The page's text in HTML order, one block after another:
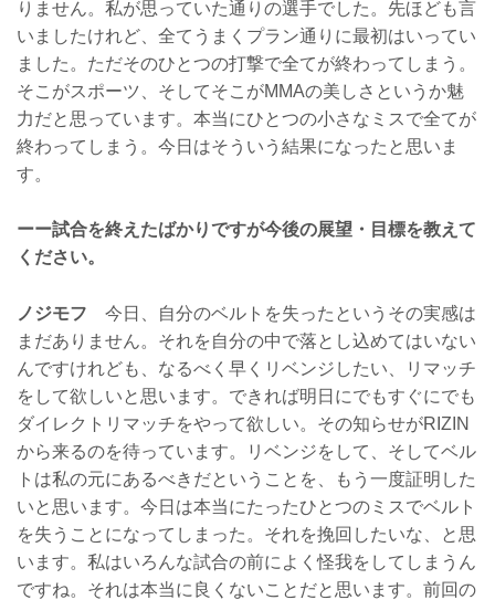
りません。私が思っていた通りの選手でした。先ほども言
いましたけれど、全てうまくプラン通りに最初はいってい
ました。ただそのひとつの打撃で全てが終わってしまう。
そこがスポーツ、そしてそこがMMAの美しさというか魅
力だと思っています。本当にひとつの小さなミスで全てが
終わってしまう。今日はそういう結果になったと思いま
す。
ーー試合を終えたばかりですが今後の展望・目標を教えて
ください。
ノジモフ 今日、自分のベルトを失ったというその実感は
まだありません。それを自分の中で落とし込めてはいない
んですけれども、なるべく早くリベンジしたい、リマッチ
をして欲しいと思います。できれば明日にでもすぐにでも
ダイレクトリマッチをやって欲しい。その知らせがRIZIN
から来るのを待っています。リベンジをして、そしてベル
トは私の元にあるべきだということを、もう一度証明した
いと思います。今日は本当にたったひとつのミスでベルト
を失うことになってしまった。それを挽回したいな、と思
います。私はいろんな試合の前によく怪我をしてしまうん
ですね。それは本当に良くないことだと思います。前回の